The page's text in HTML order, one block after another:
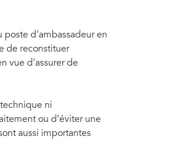
d’ambassadeur en
de reconstituer
vue d’assurer de
ni
ou d’éviter une
aussi importantes